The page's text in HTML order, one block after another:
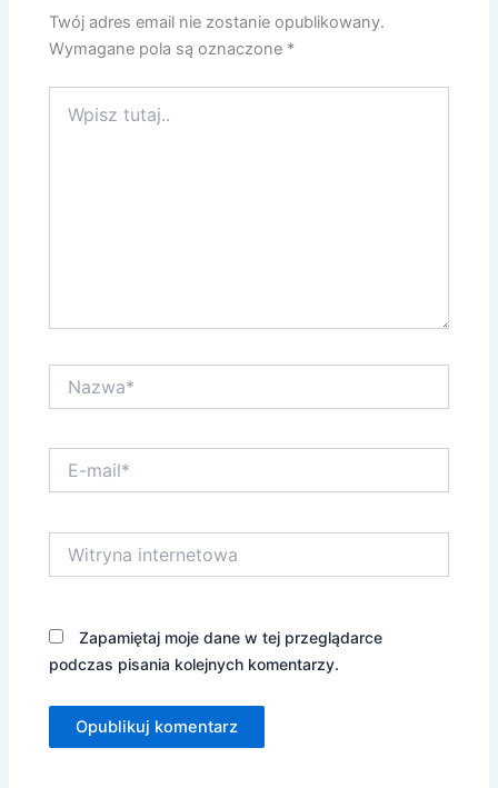
Twój adres email nie zostanie opublikowany.
Wymagane pola są oznaczone *
tutaj..
mail*
internetowa
Zapamiętaj moje dane w tej przeglądarce
podczas pisania kolejnych komentarzy.